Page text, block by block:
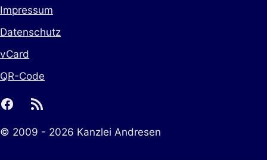
© 2009 - 2026 Kanzlei Andresen
Impressum
Datenschutz
vCard
QR-Code
facebook